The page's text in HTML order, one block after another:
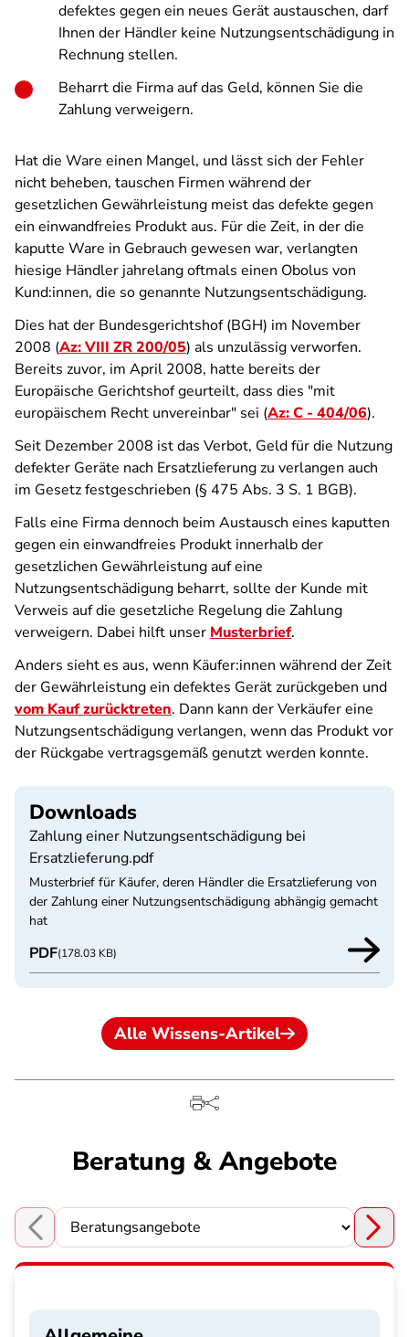
defektes gegen ein neues Gerät austauschen, darf
Ihnen der Händler keine Nutzungsentschädigung in
Rechnung stellen.
Beharrt die Firma auf das Geld, können Sie die
Zahlung verweigern.
Hat die Ware einen Mangel, und lässt sich der Fehler
nicht beheben, tauschen Firmen während der
gesetzlichen Gewährleistung meist das defekte gegen
ein einwandfreies Produkt aus. Für die Zeit, in der die
kaputte Ware in Gebrauch gewesen war, verlangten
hiesige Händler jahrelang oftmals einen Obolus von
Kund:innen, die so genannte Nutzungsentschädigung.
Dies hat der Bundesgerichtshof (BGH) im November
2008 (Az: VIII ZR 200/05) als unzulässig verworfen.
Bereits zuvor, im April 2008, hatte bereits der
Europäische Gerichtshof geurteilt, dass dies "mit
europäischem Recht unvereinbar" sei (Az: C - 404/06).
Seit Dezember 2008 ist das Verbot, Geld für die Nutzung
defekter Geräte nach Ersatzlieferung zu verlangen auch
im Gesetz festgeschrieben (§ 475 Abs. 3 S. 1 BGB).
Falls eine Firma dennoch beim Austausch eines kaputten
gegen ein einwandfreies Produkt innerhalb der
gesetzlichen Gewährleistung auf eine
Nutzungsentschädigung beharrt, sollte der Kunde mit
Verweis auf die gesetzliche Regelung die Zahlung
verweigern. Dabei hilft unser Musterbrief.
Anders sieht es aus, wenn Käufer:innen während der Zeit
der Gewährleistung ein defektes Gerät zurückgeben und
vom Kauf zurücktreten. Dann kann der Verkäufer eine
Nutzungsentschädigung verlangen, wenn das Produkt vor
der Rückgabe vertragsgemäß genutzt werden konnte.
Downloads
Zahlung einer Nutzungsentschädigung bei
Ersatzlieferung.pdf
Musterbrief für Käufer, deren Händler die Ersatzlieferung von
der Zahlung einer Nutzungsentschädigung abhängig gemacht
hat
PDF(178.03 KB)
Alle Wissens-Artikel
Beratung & Angebote
Choose a section